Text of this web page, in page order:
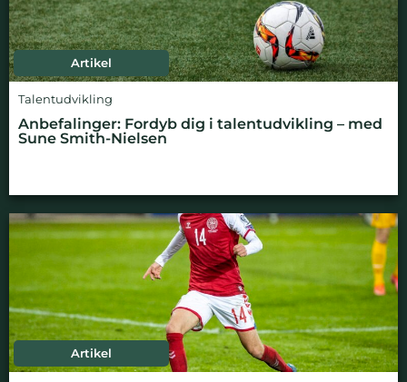
Artikel
Talentudvikling
Anbefalinger: Fordyb dig i talentudvikling – med
Sune Smith-Nielsen
Artikel